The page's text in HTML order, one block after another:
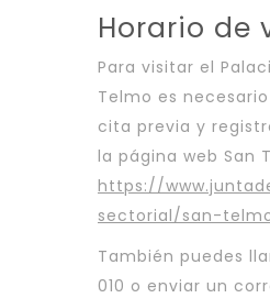
Horario de
Para visitar el
Telmo es
cita previa y
la página web San
https://
sectorial/san-
También puedes
010 o enviar un